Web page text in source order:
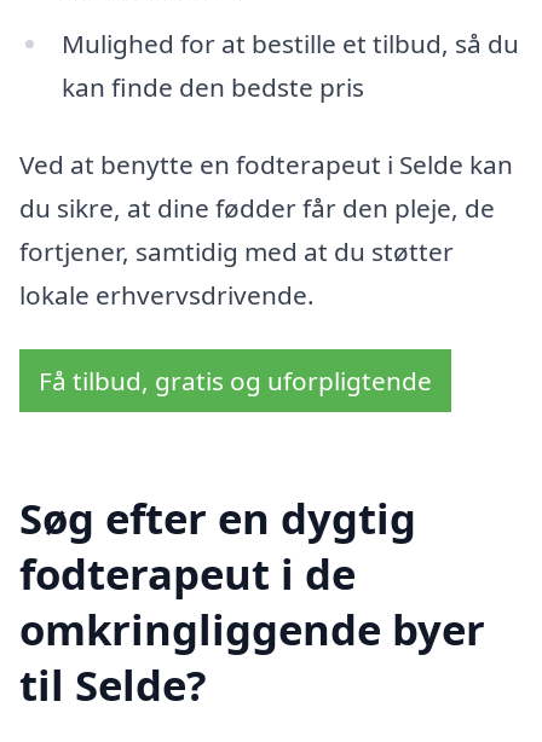
Mulighed for at bestille et tilbud, så du
kan finde den bedste pris
Ved at benytte en fodterapeut i Selde kan
du sikre, at dine fødder får den pleje, de
fortjener, samtidig med at du støtter
lokale erhvervsdrivende.
Få tilbud, gratis og uforpligtende
Søg efter en dygtig
fodterapeut i de
omkringliggende byer
til Selde?